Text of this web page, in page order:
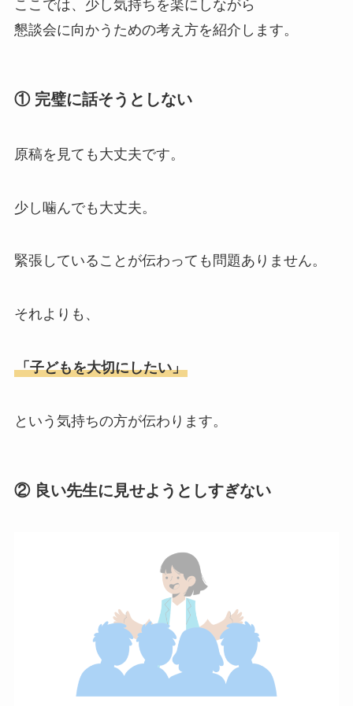
ここでは、少し気持ちを楽にしながら
懇談会に向かうための考え方を紹介します。
① 完璧に話そうとしない
原稿を見ても大丈夫です。
少し噛んでも大丈夫。
緊張していることが伝わっても問題ありません。
それよりも、
「子どもを大切にしたい」
という気持ちの方が伝わります。
② 良い先生に見せようとしすぎない